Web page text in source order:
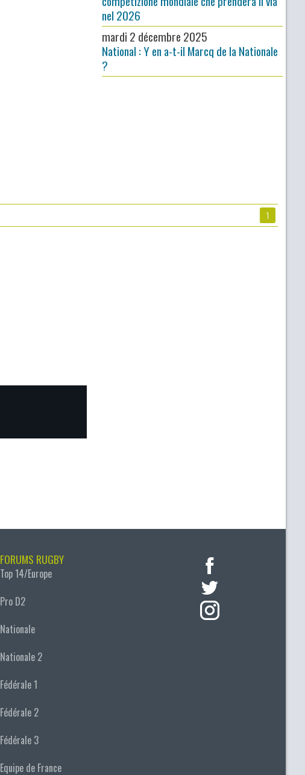
nel 2026
mardi 2 décembre 2025
National : Y en a-t-il Marcq de la Nationale
?
1
FORUMS RUGBY
Top 14/Europe
Pro D2
Nationale
Nationale 2
Fédérale 1
Fédérale 2
Fédérale 3
Equipe de France